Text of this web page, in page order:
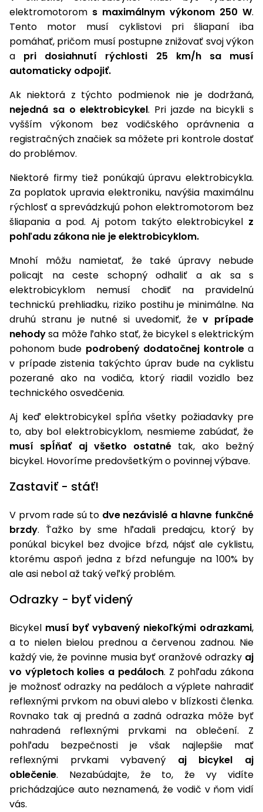
Náhradné
nože
Vidly
Štiepačky
Drviče
vetiev
Špalíkovače
Fukáre a
vysávače
na lístie
vozíky
Fúriky
Rozmetadlá
a posypové
vozíky
Čerpadlá
a
vodárne
Vysokotlakové
umývačky
Zametacie
stroje
Snežné
frézy
Odhŕňače
a lopaty
a rosiče
Príslušenstvo
boxy
Ochrana
rastlín
Záhradné
koše
obrubníky
Tieniace
textílie
Odpudzovače
Príslušenstvo
stoly
Vibračné
dosky
Transportéry
Rezačky
na
betón
Meracie
Nabíjačky
autobatérií
Vykurovanie
Navijaky
Príslušenstvo
Bagre
Seniorské
vozíky
Prilby
Doplnky
elektromotorom s maximálnym výkonom 250 W.
Tento motor musí cyklistovi pri šliapaní iba
pomáhať, pričom musí postupne znižovať svoj výkon
a pri dosiahnutí rýchlosti 25 km/h sa musí
automaticky odpojiť.
Ak niektorá z týchto podmienok nie je dodržaná,
nejedná sa o elektrobicykel. Pri jazde na bicykli s
vyšším výkonom bez vodičského oprávnenia a
registračných značiek sa môžete pri kontrole dostať
do problémov.
Niektoré firmy tiež ponúkajú úpravu elektrobicykla.
Za poplatok upravia elektroniku, navýšia maximálnu
rýchlosť a sprevádzkujú pohon elektromotorom bez
šliapania a pod. Aj potom takýto elektrobicykel z
pohľadu zákona nie je elektrobicyklom.
Mnohí môžu namietať, že také úpravy nebude
policajt na ceste schopný odhaliť a ak sa s
elektrobicyklom nemusí chodiť na pravidelnú
technickú prehliadku, riziko postihu je minimálne. Na
druhú stranu je nutné si uvedomiť, žev prípade
nehodysa môže ľahko stať, že bicykel s elektrickým
pohonom bude podrobený dodatočnej kontrolea
v prípade zistenia takýchto úprav bude na cyklistu
pozerané ako na vodiča, ktorý riadil vozidlo bez
technického osvedčenia.
Aj keď elektrobicykel spĺňa všetky požiadavky pre
to, aby bol elektrobicyklom, nesmieme zabúdať, že
musí spĺňať aj všetko ostatné tak, ako bežný
bicykel. Hovoríme predovšetkým o povinnej výbave.
Zastaviť - stáť!
V prvom rade sú to dve nezávislé a hlavne funkčné
brzdy. Ťažko by sme hľadali predajcu, ktorý by
ponúkal bicykel bez dvojice bŕzd, nájsť ale cyklistu,
ktorému aspoň jedna z bŕzd nefunguje na 100% by
ale asi nebol až taký veľký problém.
Odrazky - byť videný
Bicykel musí byť vybavený niekoľkými odrazkami,
a to nielen bielou prednou a červenou zadnou. Nie
každý vie, že povinne musia byť oranžové odrazky aj
vo výpletoch kolies a pedáloch. Z pohľadu zákona
je možnosť odrazky na pedáloch a výplete nahradiť
reflexnými prvkom na obuvi alebo v blízkosti členka.
Rovnako tak aj predná a zadná odrazka môže byť
nahradená reflexnými prvkami na oblečení. Z
pohľadu bezpečnosti je však najlepšie mať
reflexnými prvkami vybavený aj bicykel aj
oblečenie. Nezabúdajte, že to, že vy vidíte
prichádzajúce auto neznamená, že vodič v ňom vidí
vás.